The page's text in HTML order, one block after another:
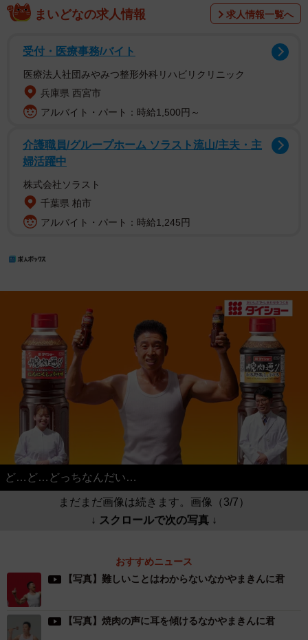
まいどなの求人情報 求人情報一覧へ
受付・医療事務/バイト
医療法人社団みやみつ整形外科リハビリクリニック
兵庫県 西宮市
アルバイト・パート：時給1,500円～
介護職員/グループホーム ソラスト流山/主夫・主
婦活躍中
株式会社ソラスト
千葉県 柏市
アルバイト・パート：時給1,245円
ど…ど…どっちなんだい…
まだまだ画像は続きます。画像（3/7）
↓ スクロールで次の写真 ↓
おすすめニュース
【写真】難しいことはわからないなかやまきんに君
【写真】焼肉の声に耳を傾けるなかやまきんに君